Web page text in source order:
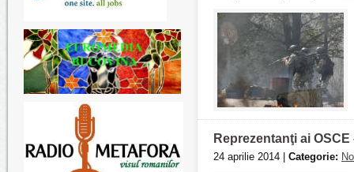
Reprezentanţi ai
24 aprilie 2014 | Categorie: